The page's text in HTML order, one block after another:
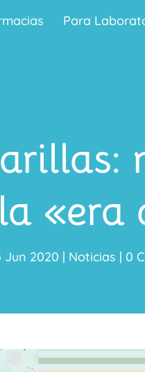
Para
«era
Jun 2020 | Noticias | 0